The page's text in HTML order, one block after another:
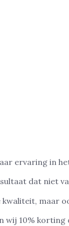
ervaring in
dat niet
maar
wij 10% korting